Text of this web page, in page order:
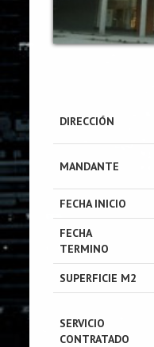
DIRECCIÓN
MANDANTE
FECHA INICIO
FECHA
TERMINO
SUPERFICIE M2
SERVICIO
CONTRATADO